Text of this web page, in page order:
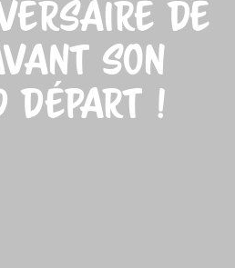
DE
SON
DÉPART !